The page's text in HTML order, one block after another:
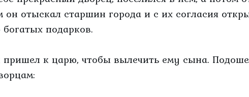
он отыскал старшин города и с их согласия
подарков.
пришел к царю, чтобы вылечить ему сына.